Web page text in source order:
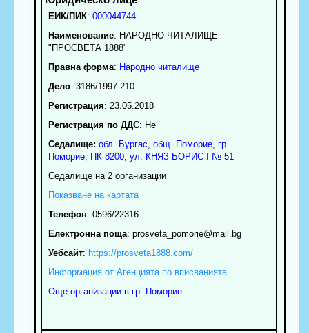
ЕИК/ПИК: 000044744
Наименование: НАРОДНО ЧИТАЛИЩЕ
"ПРОСВЕТА 1888"
Правна форма: Народно читалище
Дело: 3186/1997 210
Регистрация: 23.05.2018
Регистрация по ДДС: Нe
Седалище: обл. Бургас, общ. Поморие, гр.
Поморие, ПК 8200, ул. КНЯЗ БОРИС I № 51
Седалище на 2 организации
Показване на картата
Телефон: 0596/22316
Електронна поща: prosveta_pomorie@mail.bg
Уебсайт: https://prosveta1888.com/
Информация от Агенцията по вписванията
Още организации в гр. Поморие